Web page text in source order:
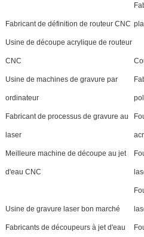
Fabricant de définition de routeur CNC
Usine de découpe acrylique de routeur
CNC
Usine de machines de gravure par
ordinateur
Fabricant de processus de gravure au
laser
Meilleure machine de découpe au jet
d'eau CNC
Usine de gravure laser bon marché
Fabricants de découpeurs à jet d'eau